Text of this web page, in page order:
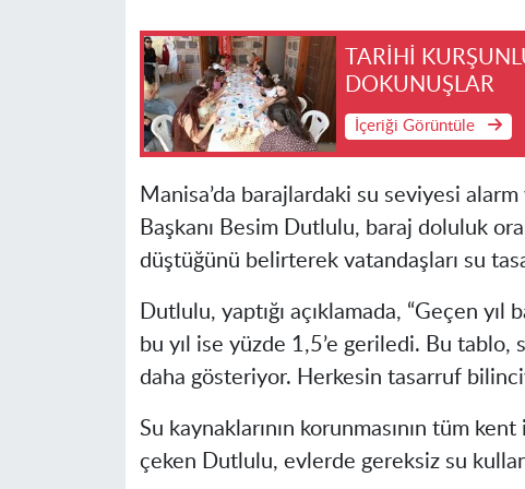
TARİHİ
DOKUNUŞLAR
İçeriği Görüntüle
Manisa’da barajlardaki su seviyesi
Başkanı Besim Dutlulu, baraj doluluk
düştüğünü belirterek vatandaşları su
Dutlulu, yaptığı açıklamada, “Geçen yıl
bu yıl ise yüzde 1,5’e geriledi. Bu
daha gösteriyor. Herkesin tasarruf
Su kaynaklarının korunmasının tüm
çeken Dutlulu, evlerde gereksiz su